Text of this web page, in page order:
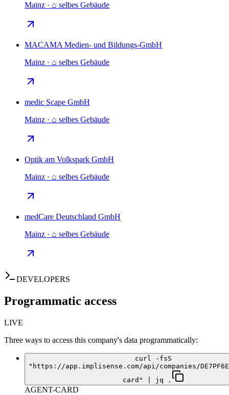
Mainz · ⌂ selbes Gebäude
MACAMA Medien- und Bildungs-GmbH
Mainz · ⌂ selbes Gebäude
medic Scape GmbH
Mainz · ⌂ selbes Gebäude
Optik am Volkspark GmbH
Mainz · ⌂ selbes Gebäude
medCare Deutschland GmbH
Mainz · ⌂ selbes Gebäude
DEVELOPERS
Programmatic access
LIVE
Three ways to access this company's data programmatically:
curl -fsS
"https://app.implisense.com/api/companies/
card" | jq .
AGENT-CARD